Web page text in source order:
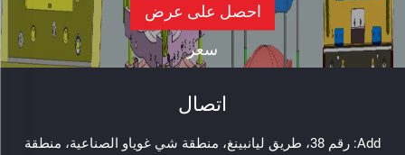
احصل على عرض
سعر
اتصال
Add: رقم 38، طريق ليانبينغ، منطقة شي غوياو الصناعية، منطقة